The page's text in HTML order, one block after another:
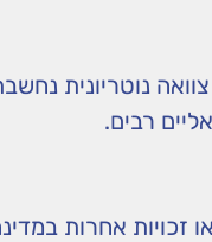
נוטריונית
רבים.
אחרות במדינה